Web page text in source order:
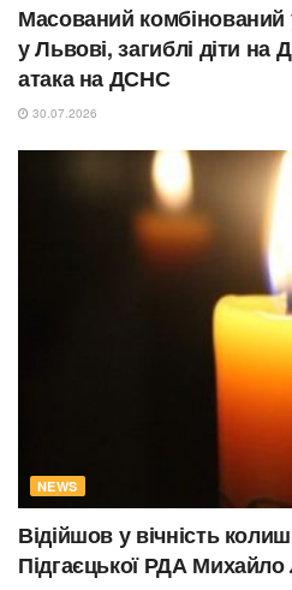
Масований
у Львові, загиблі діти на
атака на ДСНС
30.07.2026
NEWS
Відійшов у вічність
Підгаєцької РДА